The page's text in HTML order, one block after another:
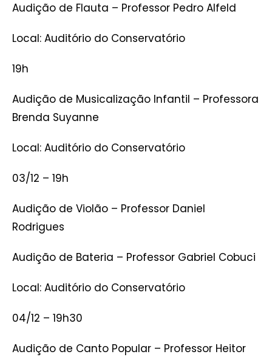
Audição de Flauta – Professor Pedro Alfeld
Local: Auditório do Conservatório
19h
Audição de Musicalização Infantil – Professora
Brenda Suyanne
Local: Auditório do Conservatório
03/12 – 19h
Audição de Violão – Professor Daniel
Rodrigues
Audição de Bateria – Professor Gabriel Cobuci
Local: Auditório do Conservatório
04/12 – 19h30
Audição de Canto Popular – Professor Heitor